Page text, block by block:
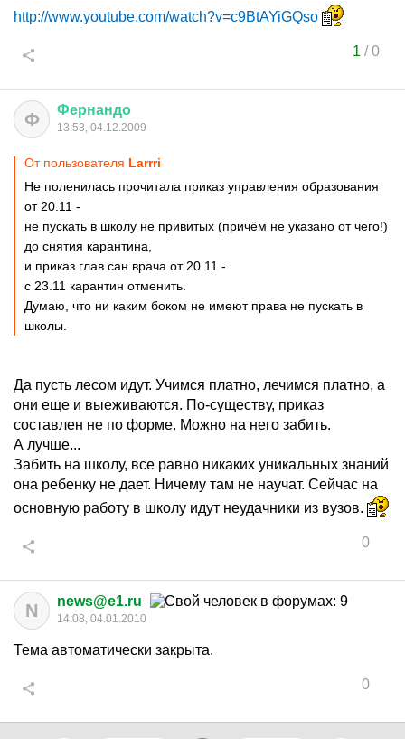
http://www.youtube.com/watch?v=c9BtAYiGQso
1 /0
Ф Фернандо
13:53, 04.12.2009
От пользователя Larrri
Не поленилась прочитала приказ управления образования
от 20.11 -
не пускать в школу не привитых (причём не указано от чего!)
до снятия карантина,
и приказ глав.сан.врача от 20.11 -
с 23.11 карантин отменить.
Думаю, что ни каким боком не имеют права не пускать в
школы.
Да пусть лесом идут. Учимся платно, лечимся платно, а
они еще и выеживаются. По-существу, приказ
составлен не по форме. Можно на него забить.
А лучше...
Забить на школу, все равно никаких уникальных знаний
она ребенку не дает. Ничему там не научат. Сейчас на
основную работу в школу идут неудачники из вузов.
0
N news@e1.ru
14:08, 04.01.2010
Тема автоматически закрыта.
0